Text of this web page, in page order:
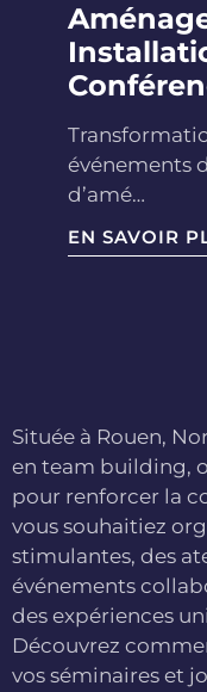
événements
d’amé…
EN SAVOIR
Située à Rouen,
en team building,
pour renforcer la
vous souhaitiez
stimulantes, des
événements
des expériences
Découvrez
vos séminaires et